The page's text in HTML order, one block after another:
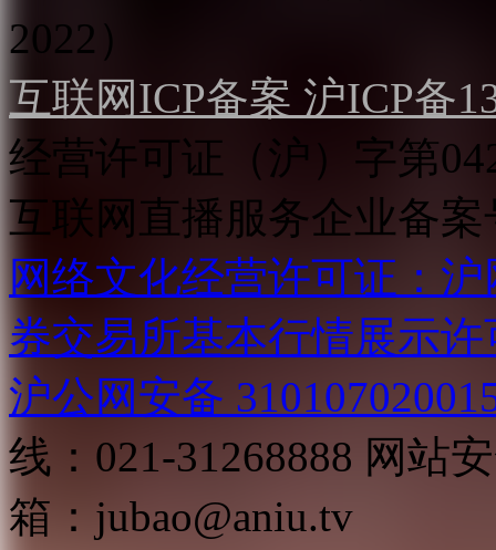
2022）
互联网ICP备案 沪ICP备
经营许可证（沪）字第
互联网直播服务企业备案
网络文化经营许可证：
券交易所基本行情展示许
沪公网安备
线：021-31268888 网站
箱： jubao@aniu.tv